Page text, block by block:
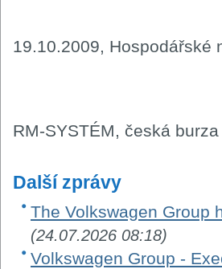
19.10.2009, Hospodářské
RM-SYSTÉM, česká
Další zprávy
The Volkswagen Group
(24.07.2026 08:18)
Volkswagen Group -